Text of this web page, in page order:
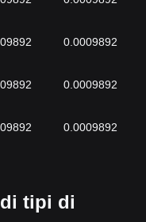
0.0009892
0.0009892
0.0009892
tipi di